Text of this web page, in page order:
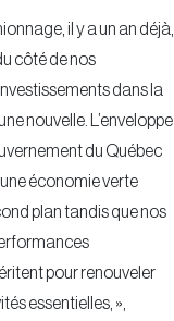
il y a un an déjà,
côté de nos
dans la
nouvelle. L’enveloppe
du Québec
économie verte
plan tandis que nos
pour renouveler
essentielles, »,